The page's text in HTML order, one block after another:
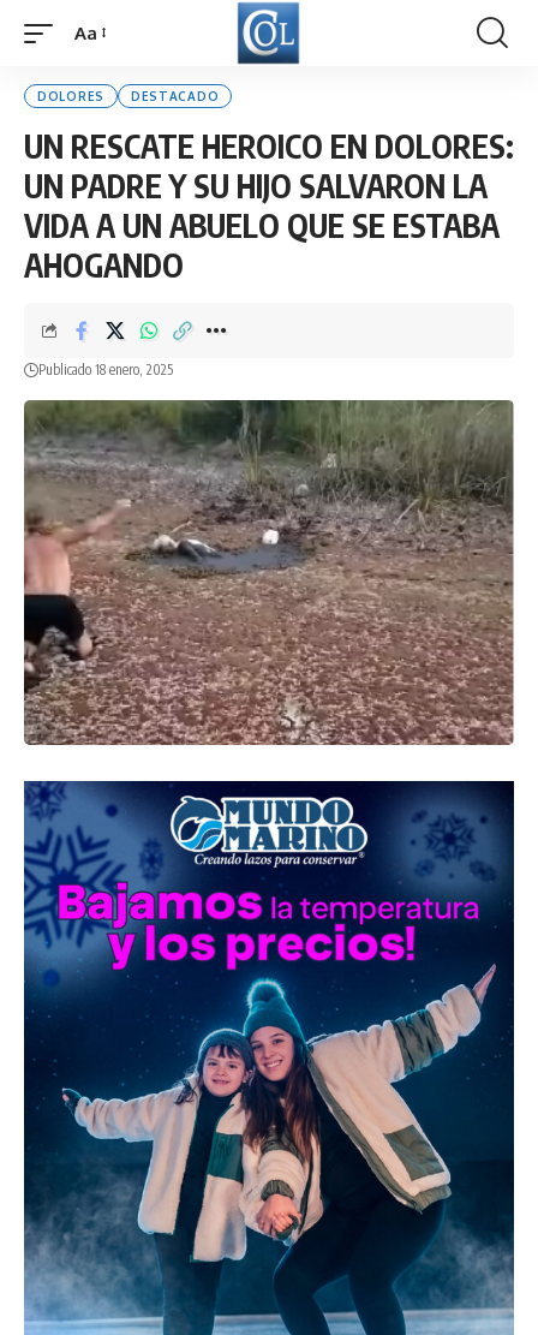
Font
Aa
DOLORES DESTACADO
UN RESCATE HEROICO EN DOLORES:
UN PADRE Y SU HIJO SALVARON LA
VIDA A UN ABUELO QUE SE ESTABA
AHOGANDO
Publicado 18 enero, 2025